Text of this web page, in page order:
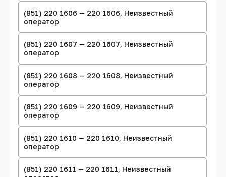
(851) 220 1606 — 220 1606, Неизвестный
оператор
(851) 220 1607 — 220 1607, Неизвестный
оператор
(851) 220 1608 — 220 1608, Неизвестный
оператор
(851) 220 1609 — 220 1609, Неизвестный
оператор
(851) 220 1610 — 220 1610, Неизвестный
оператор
(851) 220 1611 — 220 1611, Неизвестный